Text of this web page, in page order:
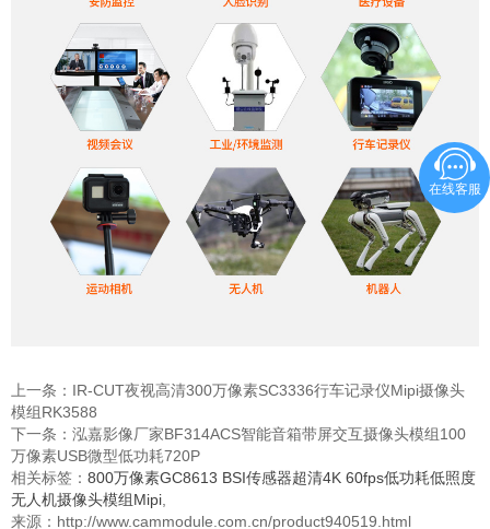
上一条： IR-CUT夜视高清300万像素SC3336行车记录仪Mipi摄像头
模组RK3588
下一条： 泓嘉影像厂家BF314ACS智能音箱带屏交互摄像头模组100
万像素USB微型低功耗720P
相关标签： 800万像素GC8613 BSI传感器超清4K 60fps低功耗低照度
无人机摄像头模组Mipi,
来源：http://www.cammodule.com.cn/product940519.html
在线客服